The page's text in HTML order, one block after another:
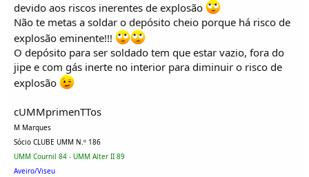
devido aos riscos inerentes de explosão
Não te metas a soldar o depósito cheio porque há risco de
explosão eminente!!!
O depósito para ser soldado tem que estar vazio, fora do
jipe e com gás inerte no interior para diminuir o risco de
explosão
cUMMprimenTTos
M Marques
Sócio CLUBE UMM N.º 186
UMM Cournil 84 - UMM Alter II 89
Aveiro/Viseu